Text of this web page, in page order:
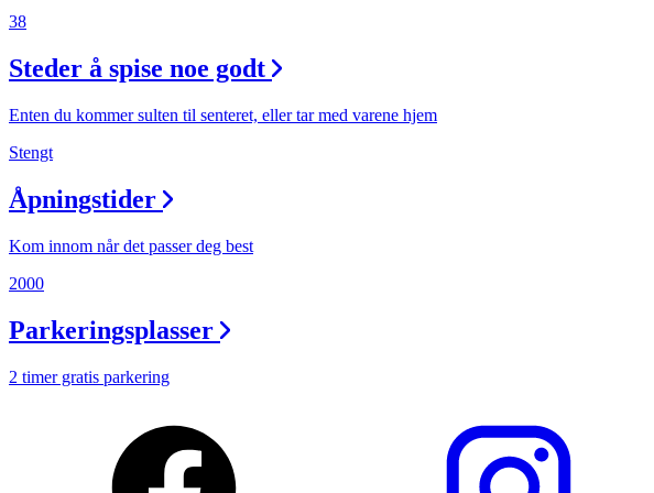
38
Steder å spise noe godt
Enten du kommer sulten til senteret, eller tar med varene hjem
Stengt
Åpningstider
Kom innom når det passer deg best
2000
Parkeringsplasser
2 timer gratis parkering